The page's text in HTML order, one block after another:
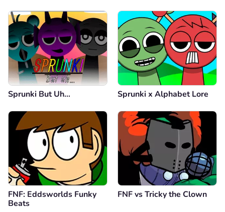
Sprunki But Uh… Sprunki x Alphabet Lore
FNF: Eddsworlds Funky
Beats
FNF vs Tricky the Clown